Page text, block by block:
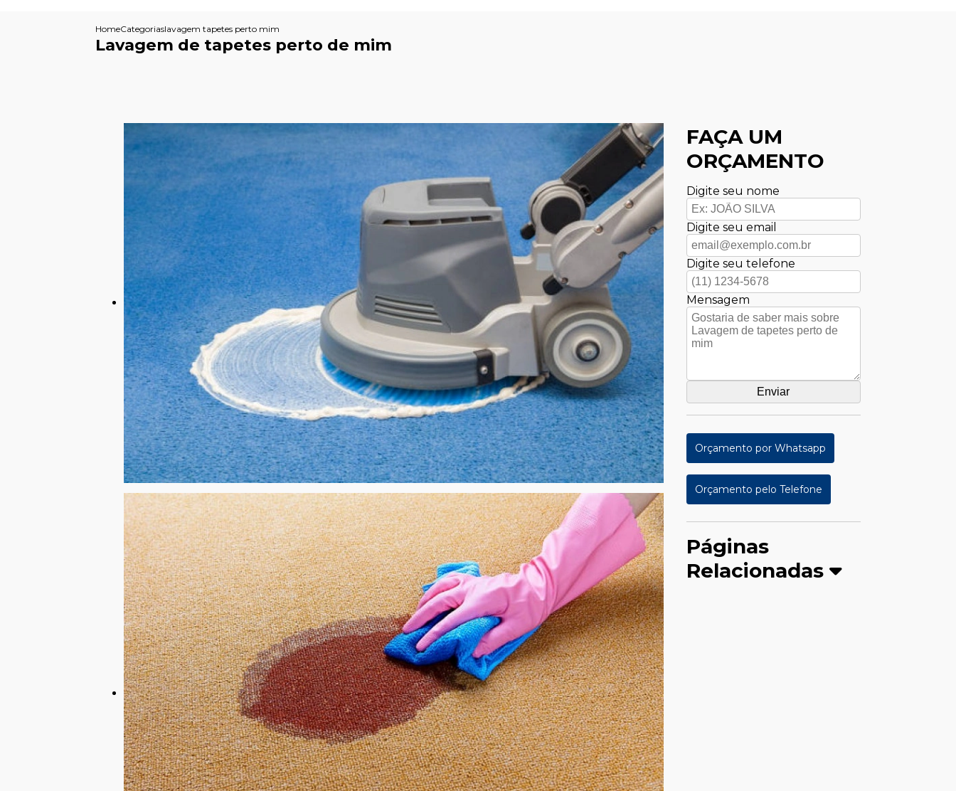
HomeCategoriaslavagem tapetes perto mim
Lavagem de tapetes perto de mim
FAÇA UM
ORÇAMENTO
Digite seu nome
Digite seu email
Digite seu telefone
Mensagem
Orçamento por Whatsapp
Orçamento pelo Telefone
Páginas
Relacionadas